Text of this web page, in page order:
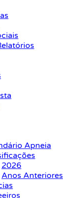
Apneia
2026
Anos Anteriores